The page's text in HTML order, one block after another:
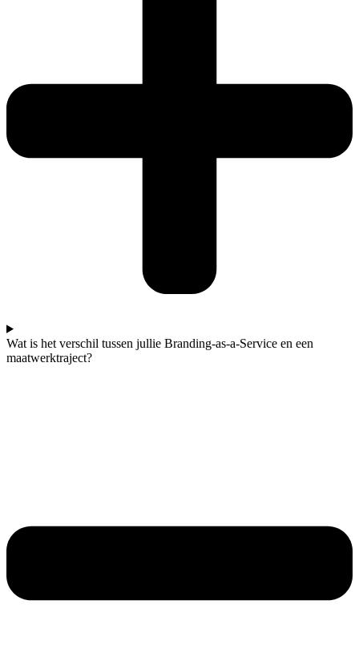
Wat is het verschil tussen jullie Branding-as-a-Service en een
maatwerktraject?